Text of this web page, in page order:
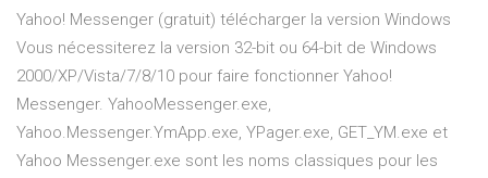
Yahoo! Messenger (gratuit) télécharger la version Windows
Vous nécessiterez la version 32-bit ou 64-bit de Windows
2000/XP/Vista/7/8/10 pour faire fonctionner Yahoo!
Messenger. YahooMessenger.exe,
Yahoo.Messenger.YmApp.exe, YPager.exe, GET_YM.exe et
Yahoo Messenger.exe sont les noms classiques pour les